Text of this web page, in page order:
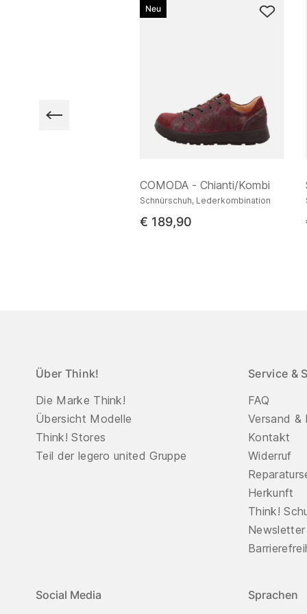
Neu
COMODA - Chianti/Kombi
Schnürschuh, Lederkombination
€ 189,90
Über Think!
Die Marke Think!
Übersicht Modelle
Think! Stores
Teil der legero united Gruppe
Service &
FAQ
Versand &
Kontakt
Widerruf
Herkunft
Think!
Newsletter
Social Media Sprachen